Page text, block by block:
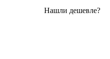
Нашли дешевле?